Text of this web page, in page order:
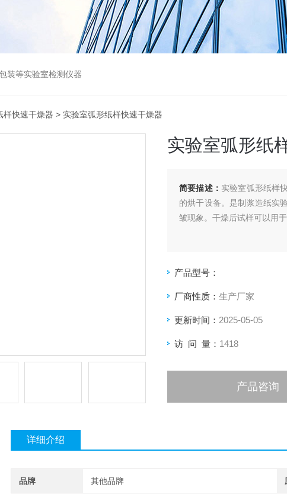
装等实验室检测仪器
样快速干燥器 > 实验室弧形纸样快速干燥器
实验室弧形纸
简要描述： 实验室弧形纸样
的烘干设备。是制浆造纸实
皱现象。干燥后试样可以用
产品型号：
厂商性质： 生产厂家
更新时间： 2025-05-05
访 问 量： 1418
产品咨询
详细介绍
品牌 其他品牌